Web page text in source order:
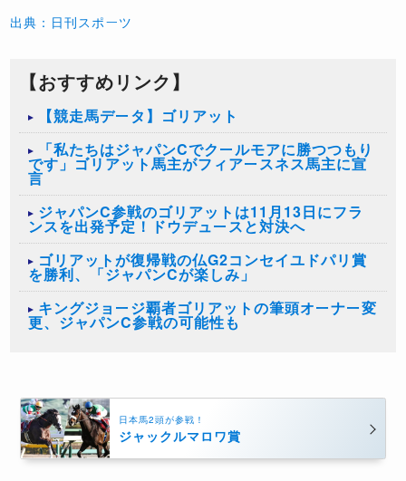
出典：日刊スポーツ
【おすすめリンク】
【競走馬データ】ゴリアット
「私たちはジャパンCでクールモアに勝つつもり
です」ゴリアット馬主がフィアースネス馬主に宣
言
ジャパンC参戦のゴリアットは11月13日にフラ
ンスを出発予定！ドウデュースと対決へ
ゴリアットが復帰戦の仏G2コンセイユドパリ賞
を勝利、「ジャパンCが楽しみ」
キングジョージ覇者ゴリアットの筆頭オーナー変
更、ジャパンC参戦の可能性も
日本馬2頭が参戦！
ジャックルマロワ賞